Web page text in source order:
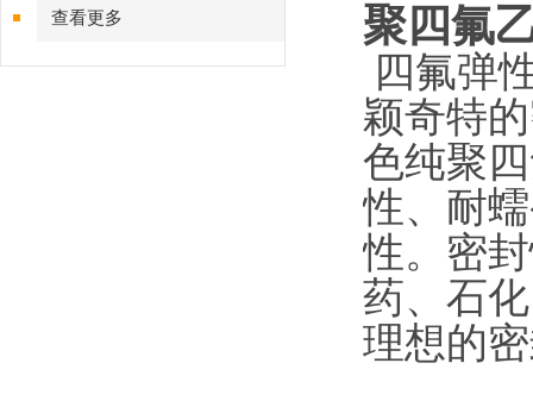
查看更多 聚四氟
四氟弹
颖奇特
色纯聚
性、耐
性。密
药、石
理想的